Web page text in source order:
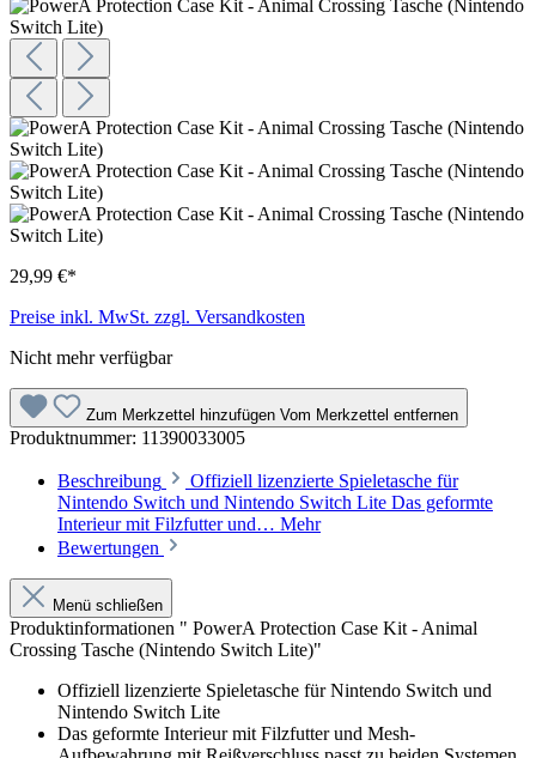
29,99 €*
Preise inkl. MwSt. zzgl. Versandkosten
Nicht mehr verfügbar
Zum Merkzettel hinzufügen Vom Merkzettel entfernen
Produktnummer: 11390033005
Beschreibung
Offiziell lizenzierte Spieletasche für
Nintendo Switch und Nintendo Switch Lite Das geformte
Interieur mit Filzfutter und… Mehr
Bewertungen
Menü schließen
Produktinformationen " PowerA Protection Case Kit - Animal
Crossing Tasche (Nintendo Switch Lite)"
Offiziell lizenzierte Spieletasche für Nintendo Switch und
Nintendo Switch Lite
Das geformte Interieur mit Filzfutter und Mesh-